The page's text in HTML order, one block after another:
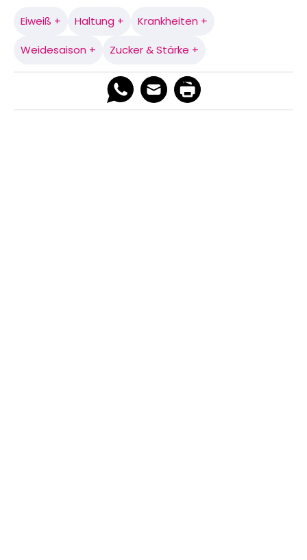
Eiweiß + Haltung +
Krankheiten +
Weidesaison +
Zucker & Stärke +